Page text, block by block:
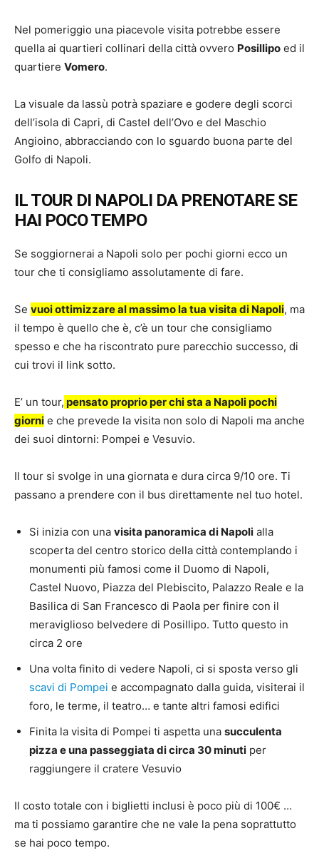
Nel pomeriggio una piacevole visita potrebbe essere
quella ai quartieri collinari della città ovvero Posillipo ed il
quartiere Vomero.
La visuale da lassù potrà spaziare e godere degli scorci
dell’isola di Capri, di Castel dell’Ovo e del Maschio
Angioino, abbracciando con lo sguardo buona parte del
Golfo di Napoli.
IL TOUR DI NAPOLI DA PRENOTARE SE
HAI POCO TEMPO
Se soggiornerai a Napoli solo per pochi giorni ecco un
tour che ti consigliamo assolutamente di fare.
Se vuoi ottimizzare al massimo la tua visita di Napoli, ma
il tempo è quello che è, c’è un tour che consigliamo
spesso e che ha riscontrato pure parecchio successo, di
cui trovi il link sotto.
E’ un tour, pensato proprio per chi sta a Napoli pochi
giorni e che prevede la visita non solo di Napoli ma anche
dei suoi dintorni: Pompei e Vesuvio.
Il tour si svolge in una giornata e dura circa 9/10 ore. Ti
passano a prendere con il bus direttamente nel tuo hotel.
Si inizia con una visita panoramica di Napoli alla
scoperta del centro storico della città contemplando i
monumenti più famosi come il Duomo di Napoli,
Castel Nuovo, Piazza del Plebiscito, Palazzo Reale e la
Basilica di San Francesco di Paola per finire con il
meraviglioso belvedere di Posillipo. Tutto questo in
circa 2 ore
Una volta finito di vedere Napoli, ci si sposta verso gli
scavi di Pompei e accompagnato dalla guida, visiterai il
foro, le terme, il teatro… e tante altri famosi edifici
Finita la visita di Pompei ti aspetta una succulenta
pizza e una passeggiata di circa 30 minuti per
raggiungere il cratere Vesuvio
Il costo totale con i biglietti inclusi è poco più di 100€ …
ma ti possiamo garantire che ne vale la pena soprattutto
se hai poco tempo.